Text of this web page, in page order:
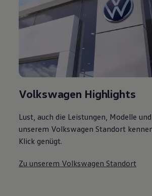
Volkswagen Highlights
Lust, auch die Leistungen, Modelle
unserem Volkswagen Standort
Klick genügt.
Zu unserem Volkswagen Standort